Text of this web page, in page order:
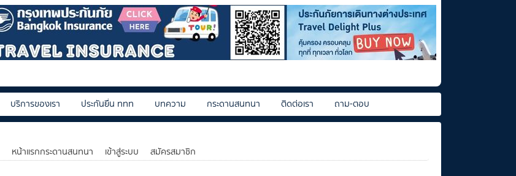
บริการของเรา ประกันยื่น ททท บทความ กระดานสนทนา ติดต่อเรา ถาม-ตอบ
หน้าแรกกระดานสนทนา เข้าสู่ระบบ
สมัครสมาชิก